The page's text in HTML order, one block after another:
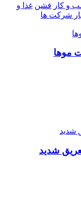
و کار فشن غذا و
شرکت ها
موها
شدید